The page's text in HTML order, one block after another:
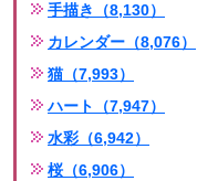
手描き（8,130）
カレンダー（8,076）
猫（7,993）
ハート（7,947）
水彩（6,942）
桜（6,906）